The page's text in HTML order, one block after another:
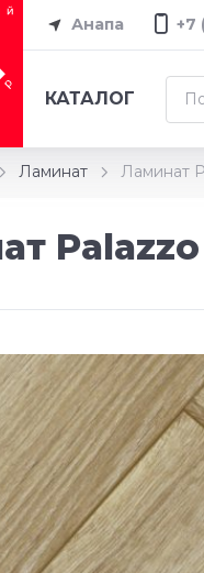
Анапа +7
КАТАЛОГ
Ламинат Ламинат